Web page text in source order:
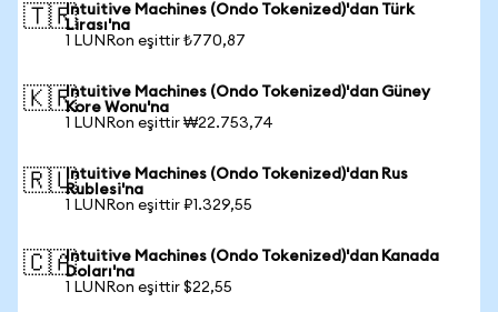
🇹🇷Intuitive Machines (Ondo Tokenized)'dan Türk
Lirası'na
1 LUNRon eşittir ₺770,87
🇰🇷Intuitive Machines (Ondo Tokenized)'dan Güney
Kore Wonu'na
1 LUNRon eşittir ₩22.753,74
🇷🇺Intuitive Machines (Ondo Tokenized)'dan Rus
Rublesi'na
1 LUNRon eşittir ₽1.329,55
🇨🇦Intuitive Machines (Ondo Tokenized)'dan Kanada
Doları'na
1 LUNRon eşittir $22,55